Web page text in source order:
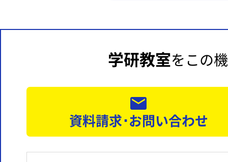
学研教室をこの
資料請求･お問い合わせ